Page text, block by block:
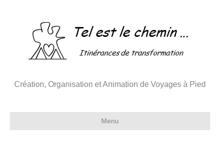
Création, Organisation et Animation de Voyages à Pied
Menu